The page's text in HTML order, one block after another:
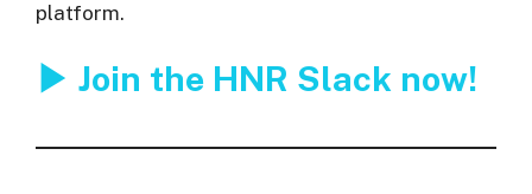
platform.
▶︎ Join the HNR Slack now!